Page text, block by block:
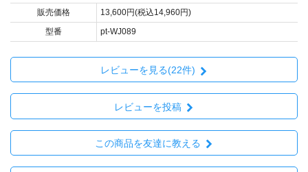
販売価格
13,600円(税込14,960円)
型番
pt-WJ089
レビューを見る(22件)
レビューを投稿
この商品を友達に教える